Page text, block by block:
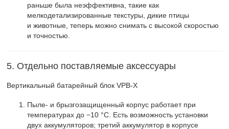
раньше была неэффективна, такие как
мелкодетализированные текстуры, дикие птицы
и животные, теперь можно снимать с высокой скоростью
и точностью.
5. Отдельно поставляемые аксессуары
Вертикальный батарейный блок VPB-X
Пыле- и брызгозащищенный корпус работает при
температурах до −10 °С. Есть возможность установки
двух аккумуляторов; третий аккумулятор в корпусе